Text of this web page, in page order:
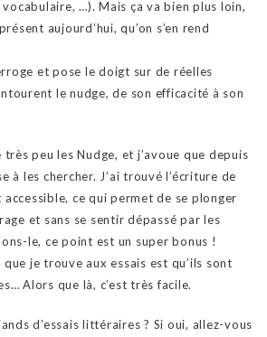
…). Mais ça va bien plus loin,
aujourd’hui, qu’on s’en rend
et pose le doigt sur de réelles
le nudge, de son efficacité à son
très peu les Nudge, et j’avoue que depuis
à les chercher. J’ai trouvé l’écriture de
ce qui permet de se plonger
et sans se sentir dépassé par les
le, ce point est un super bonus !
je trouve aux essais est qu’ils sont
Alors que là, c’est très facile.
d’essais littéraires ? Si oui, allez-vous